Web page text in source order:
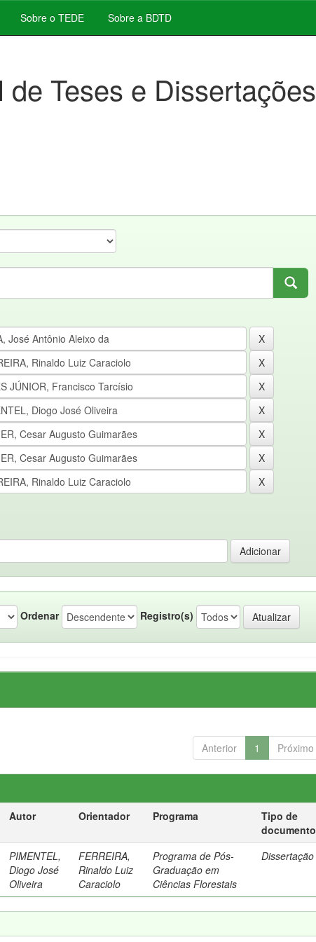
Sobre o TEDE Sobre a BDTD
Teses e Dissertações
Ordenar Registro(s)
Anterior 1 Próximo
Autor Orientador Programa
Tipo de
documento
PIMENTEL,
Diogo José
Oliveira
FERREIRA,
Rinaldo Luiz
Caraciolo
Programa de Pós-
Graduação em
Ciências Florestais
Dissertação